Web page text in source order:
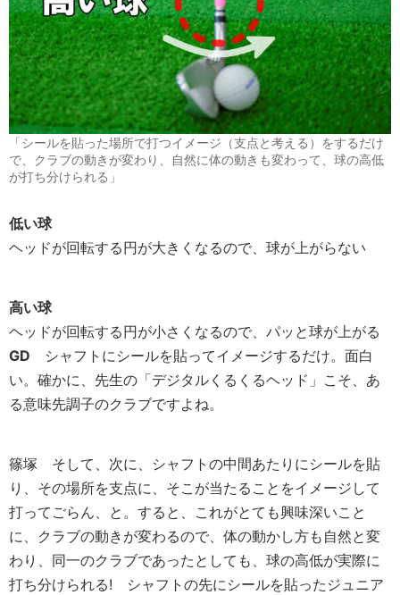
「シールを貼った場所で打つイメージ（支点と考える）をするだけ
で、クラブの動きが変わり、自然に体の動きも変わって、球の高低
が打ち分けられる」
低い球
ヘッドが回転する円が大きくなるので、球が上がらない
高い球
ヘッドが回転する円が小さくなるので、パッと球が上がる
GD シャフトにシールを貼ってイメージするだけ。面白
い。確かに、先生の「デジタルくるくるヘッド」こそ、あ
る意味先調子のクラブですよね。
篠塚 そして、次に、シャフトの中間あたりにシールを貼
り、その場所を支点に、そこが当たることをイメージして
打ってごらん、と。すると、これがとても興味深いこと
に、クラブの動きが変わるので、体の動かし方も自然と変
わり、同一のクラブであったとしても、球の高低が実際に
打ち分けられる! シャフトの先にシールを貼ったジュニア